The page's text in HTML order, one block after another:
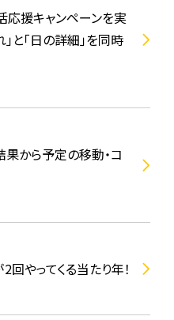
応援キャンペーンを実
と「日の詳細」を同時
から予定の移動・コ
回やってくる当たり年！